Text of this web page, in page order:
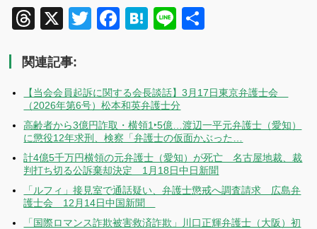
Threads
X TwitterFacebook
Hatena
Line
関連記事:
【当会会員起訴に関する会長談話】3月17日東京弁護士会
（2026年第6号）松本和英弁護士分
高齢者から3億円詐取・横領1‣5億…渡辺一平元弁護士（愛知）
に懲役12年求刑、検察「弁護士の仮面かぶった…
計4億5千万円横領の元弁護士（愛知）が死亡 名古屋地裁、裁
判打ち切る公訴棄却決定 1月18日中日新聞
「ルフィ」接見室で通話疑い、弁護士懲戒へ調査請求 広島弁
護士会 12月14日中国新聞
「国際ロマンス詐欺被害救済詐欺」川口正輝弁護士（大阪）初